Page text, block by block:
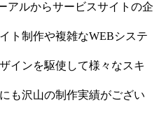
アルからサービスサイトの企
ト制作や複雑なWEBシステ
インを駆使して様々なスキ
も沢山の制作実績がござい